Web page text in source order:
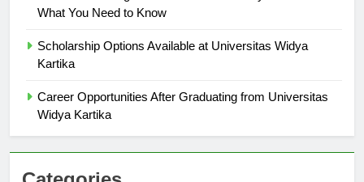
International Programs at Universitas Widya Kartika:
Scholarship Options Available at Universitas Widya
Career Opportunities After Graduating from Universitas